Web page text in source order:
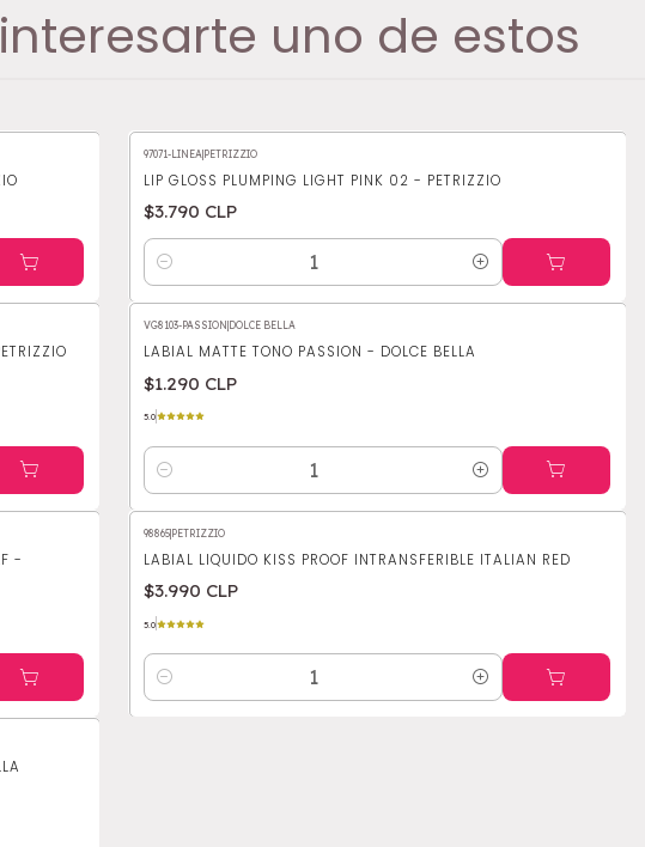
uno de estos
97071-LINEA PETRIZZIO
LIP GLOSS PLUMPING LIGHT PINK 02 - PETRIZZIO
$3.790 CLP
Cantidad
VG8103-PASSION DOLCE BELLA
LABIAL MATTE TONO PASSION - DOLCE BELLA
$1.290 CLP
5.0
Cantidad
-
98865| PETRIZZIO
LABIAL LIQUIDO KISS PROOF INTRANSFERIBLE ITALIAN RED
$3.990 CLP
5.0
Cantidad